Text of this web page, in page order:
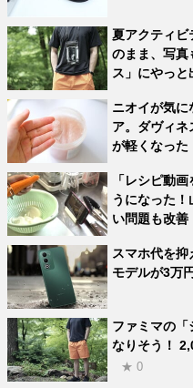
夏アクティビ
のまま、写真
ス」にやっと
ニオイが気
ア。ダヴィ
が軽くなった
「レシピ動
うになった
い問題も改善
スマホ代を
モデルが3万
ファミマの「
なりそう！
★ 0